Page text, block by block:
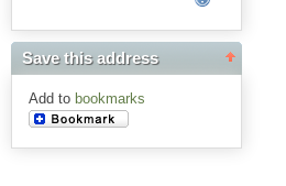
Save this address
Add to bookmarks